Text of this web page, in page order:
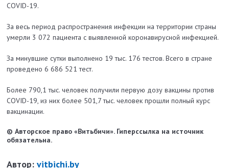
COVID-19.
За весь период распространения инфекции на территории страны
умерли 3 072 пациента с выявленной коронавирусной инфекцией.
За минувшие сутки выполнено 19 тыс. 176 тестов. Всего в стране
проведено 6 686 521 тест.
Более 790,1 тыс. человек получили первую дозу вакцины против
COVID-19, из них более 501,7 тыс. человек прошли полный курс
вакцинации.
© Авторское право «Витьбичи». Гиперссылка на источник
обязательна.
Автор:vitbichi.by